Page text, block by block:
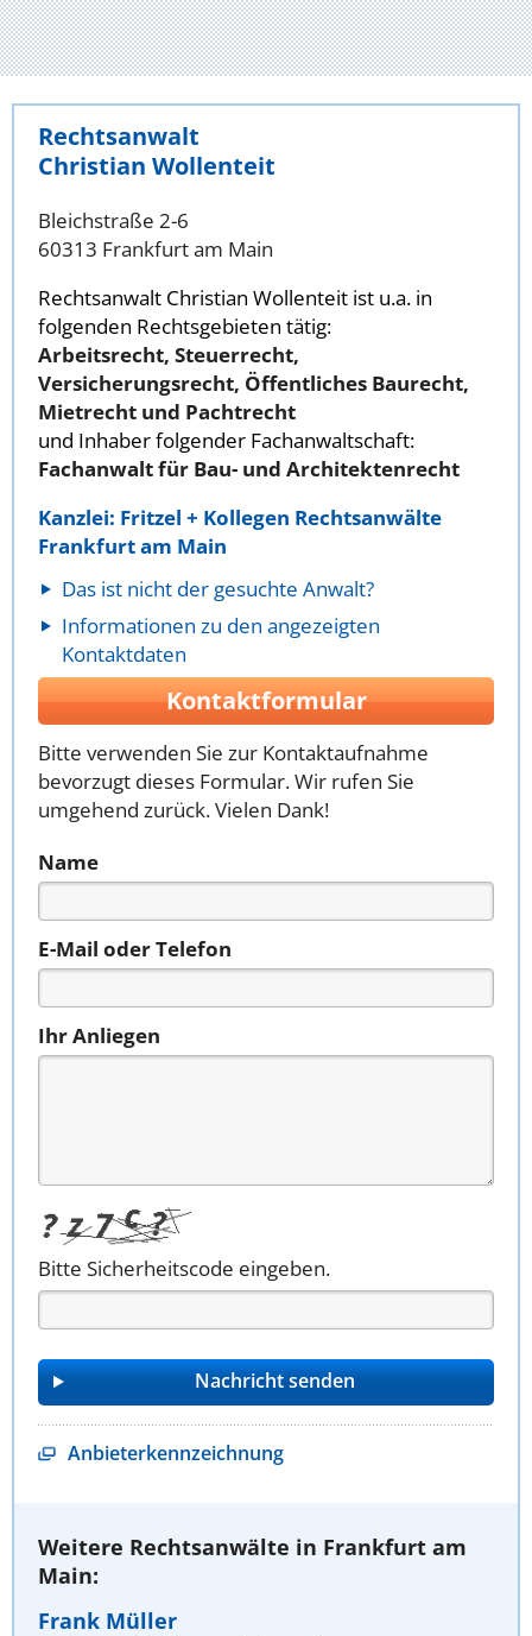
Rechtsanwalt
Christian Wollenteit
Bleichstraße 2-6
60313 Frankfurt am Main
Rechtsanwalt Christian Wollenteit ist u.a. in
folgenden Rechtsgebieten tätig:
Arbeitsrecht, Steuerrecht,
Versicherungsrecht, Öffentliches Baurecht,
Mietrecht und Pachtrecht
und Inhaber folgender Fachanwaltschaft:
Fachanwalt für Bau- und Architektenrecht
Kanzlei: Fritzel + Kollegen Rechtsanwälte
Frankfurt am Main
Das ist nicht der gesuchte Anwalt?
Informationen zu den angezeigten
Kontaktdaten
Kontaktformular
Bitte verwenden Sie zur Kontaktaufnahme
bevorzugt dieses Formular. Wir rufen Sie
umgehend zurück. Vielen Dank!
Name
E-Mail oder Telefon
Ihr Anliegen
Bitte Sicherheitscode eingeben.
Anbieterkennzeichnung
Weitere Rechtsanwälte in Frankfurt am
Main:
Frank Müller